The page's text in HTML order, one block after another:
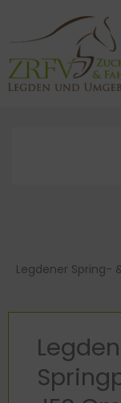
Legdener Spring-